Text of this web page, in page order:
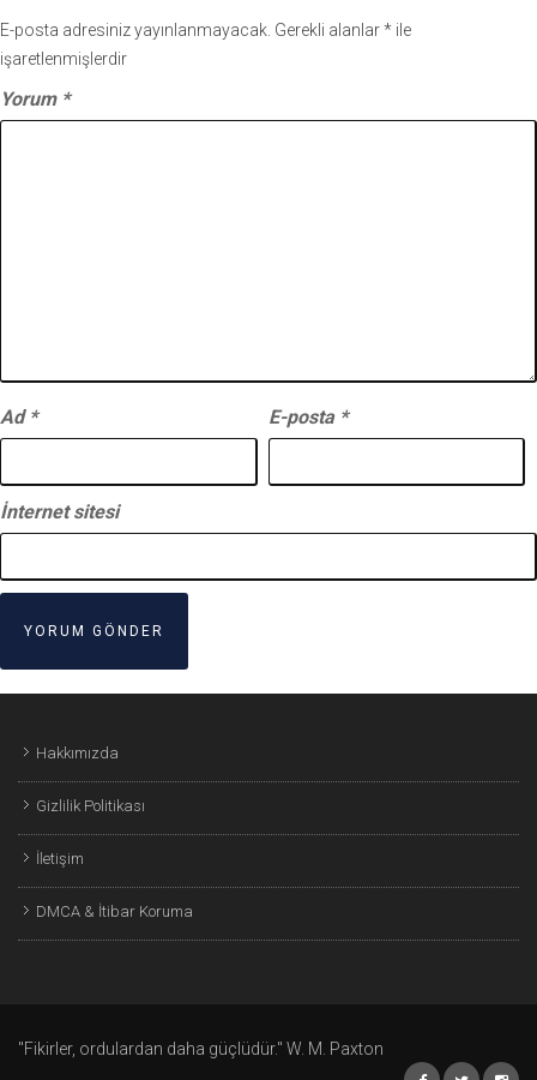
E-posta adresiniz yayınlanmayacak. Gerekli alanlar* ile
işaretlenmişlerdir
Yorum *
Ad * E-posta *
İnternet sitesi
Hakkımızda
Gizlilik Politikası
İletişim
DMCA & İtibar Koruma
"Fikirler, ordulardan daha güçlüdür." W. M. Paxton